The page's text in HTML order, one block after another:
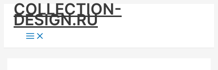
Skip
content
COLLECTION-
DESIGN.RU
Main
Menu